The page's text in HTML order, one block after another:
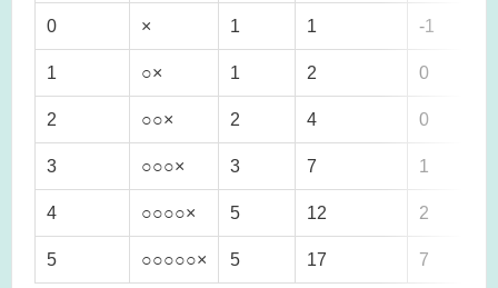
0 × 1 1 -1
1 ○× 1 2 0
2 ○○× 2 4 0
3 ○○○× 3 7 1
4 ○○○○× 5 12 2
5 ○○○○○× 5 17 7